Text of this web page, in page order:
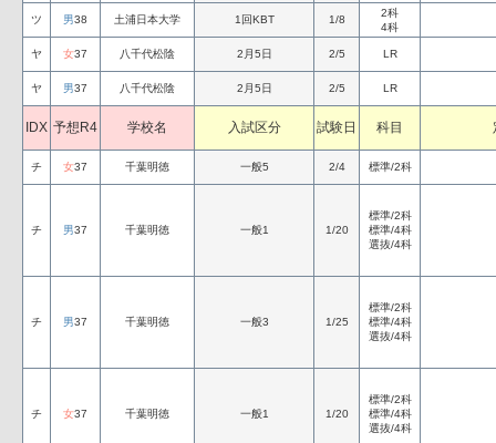
ツ 男38 土浦日本大学 1回KBT 1/8
2科
4科
ヤ 女37 八千代松陰 2月5日 2/5 LR
ヤ 男37 八千代松陰 2月5日 2/5 LR
IDX 予想R4 学校名 入試区分 試験日 科目
チ 女37 千葉明徳 一般5 2/4 標準/2科
チ 男37 千葉明徳 一般1 1/20
標準/2科
標準/4科
選抜/4科
チ 男37 千葉明徳 一般3 1/25
標準/2科
標準/4科
選抜/4科
チ 女37 千葉明徳 一般1 1/20
標準/2科
標準/4科
選抜/4科